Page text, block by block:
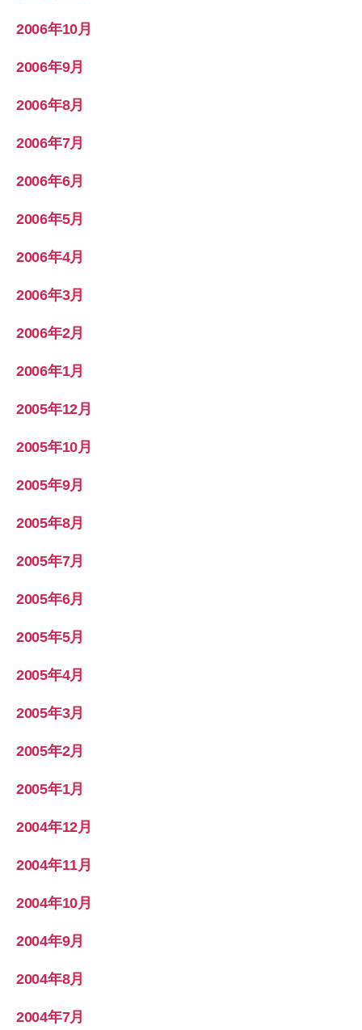
2006年10月
2006年9月
2006年8月
2006年7月
2006年6月
2006年5月
2006年4月
2006年3月
2006年2月
2006年1月
2005年12月
2005年10月
2005年9月
2005年8月
2005年7月
2005年6月
2005年5月
2005年4月
2005年3月
2005年2月
2005年1月
2004年12月
2004年11月
2004年10月
2004年9月
2004年8月
2004年7月